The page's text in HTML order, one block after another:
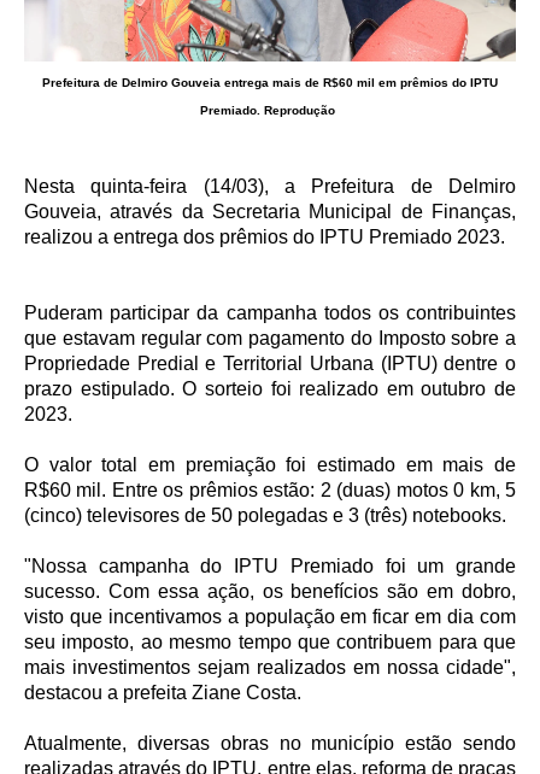
Prefeitura de Delmiro Gouveia entrega mais de R$60 mil em prêmios do IPTU
Premiado. Reprodução
Nesta quinta-feira (14/03), a Prefeitura de Delmiro
Gouveia, através da Secretaria Municipal de Finanças,
realizou a entrega dos prêmios do IPTU Premiado 2023.
Puderam participar da campanha todos os contribuintes
que estavam regular com pagamento do Imposto sobre a
Propriedade Predial e Territorial Urbana (IPTU) dentre o
prazo estipulado. O sorteio foi realizado em outubro de
2023.
O valor total em premiação foi estimado em mais de
R$60 mil. Entre os prêmios estão: 2 (duas) motos 0 km, 5
(cinco) televisores de 50 polegadas e 3 (três) notebooks.
"Nossa campanha do IPTU Premiado foi um grande
sucesso. Com essa ação, os benefícios são em dobro,
visto que incentivamos a população em ficar em dia com
seu imposto, ao mesmo tempo que contribuem para que
mais investimentos sejam realizados em nossa cidade",
destacou a prefeita Ziane Costa.
Atualmente, diversas obras no município estão sendo
realizadas através do IPTU, entre elas, reforma de praças